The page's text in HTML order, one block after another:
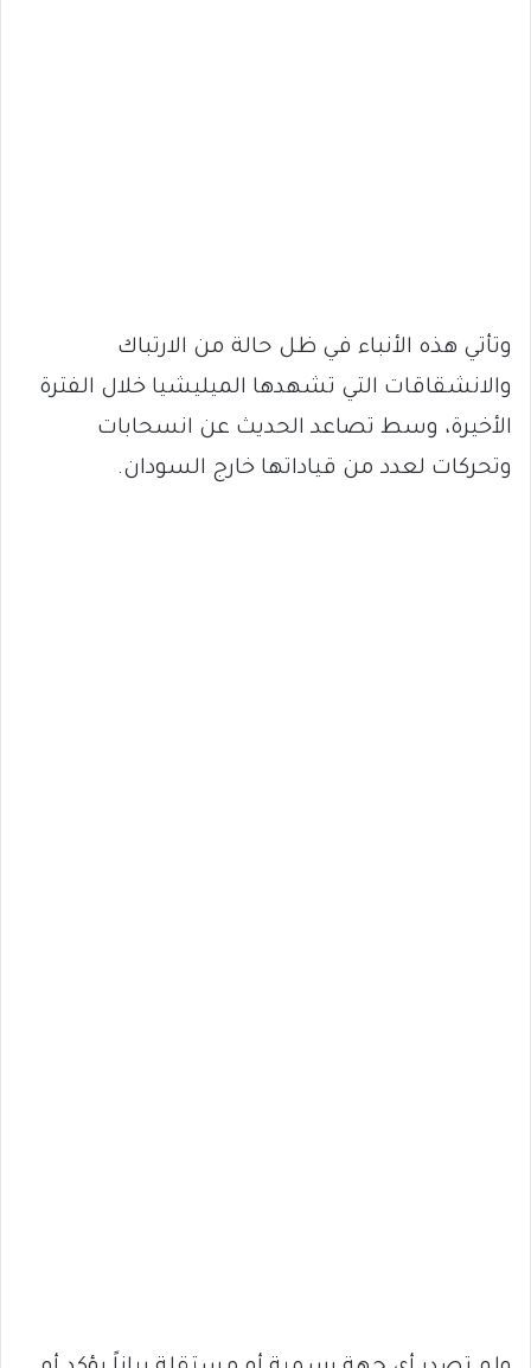
وتأتي هذه الأنباء في ظل حالة من الارتباك
والانشقاقات التي تشهدها الميليشيا خلال الفترة
الأخيرة، وسط تصاعد الحديث عن انسحابات
وتحركات لعدد من قياداتها خارج السودان.